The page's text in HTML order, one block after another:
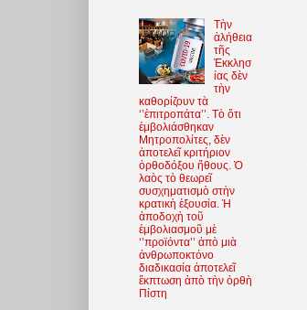
Τὴν
ἀλήθεια
τῆς
Ἐκκλησ
ίας δὲν
τὴν
καθορίζουν τὰ
‘’ἐπιτροπάτα’’. Τὸ ὅτι
ἐμβολιάσθηκαν
Μητροπολίτες, δὲν
ἀποτελεῖ κριτήριον
ὀρθοδόξου ἤθους. Ὁ
λαὸς τὸ θεωρεῖ
συσχηματισμὸ στὴν
κρατικὴ ἐξουσία. Ἡ
ἀποδοχὴ τοῦ
ἐμβολιασμοῦ μὲ
‘’προϊόντα’’ ἀπὸ μιὰ
ἀνθρωποκτόνο
διαδικασία ἀποτελεῖ
ἔκπτωση ἀπὸ τὴν ὀρθὴ
Πίστη